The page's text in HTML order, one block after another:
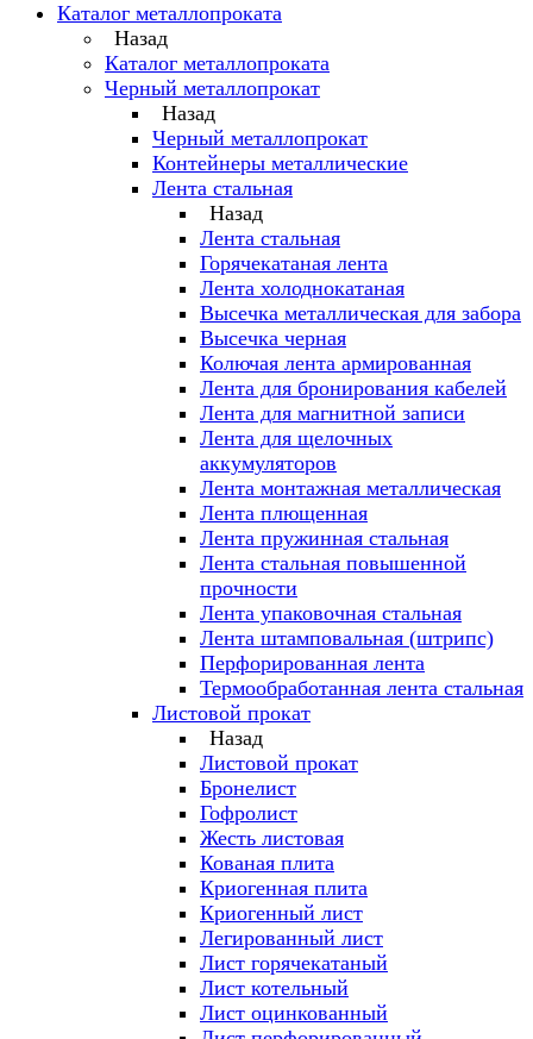
Каталог металлопроката
Назад
Каталог металлопроката
Черный металлопрокат
Назад
Черный металлопрокат
Контейнеры металлические
Лента стальная
Назад
Лента стальная
Горячекатаная лента
Лента холоднокатаная
Высечка металлическая для забора
Высечка черная
Колючая лента армированная
Лента для бронирования кабелей
Лента для магнитной записи
Лента для щелочных
аккумуляторов
Лента монтажная металлическая
Лента плющенная
Лента пружинная стальная
Лента стальная повышенной
прочности
Лента упаковочная стальная
Лента штамповальная (штрипс)
Перфорированная лента
Термообработанная лента стальная
Листовой прокат
Назад
Листовой прокат
Бронелист
Гофролист
Жесть листовая
Кованая плита
Криогенная плита
Криогенный лист
Легированный лист
Лист горячекатаный
Лист котельный
Лист оцинкованный